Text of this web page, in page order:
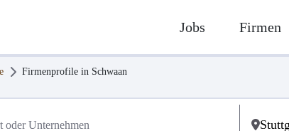
Jobs Firmen
Firmenprofile in Schwaan